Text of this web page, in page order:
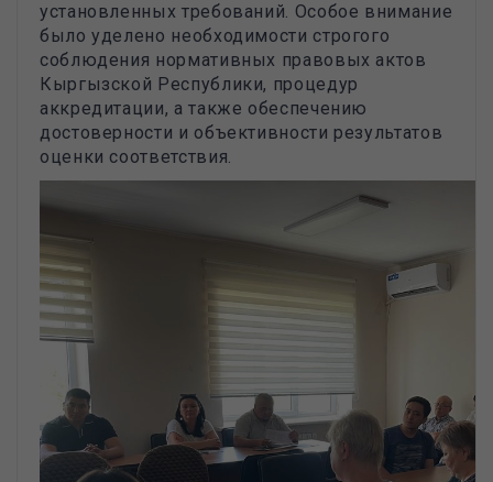
установленных требований. Особое внимание
было уделено необходимости строгого
соблюдения нормативных правовых актов
Кыргызской Республики, процедур
аккредитации, а также обеспечению
достоверности и объективности результатов
оценки соответствия.